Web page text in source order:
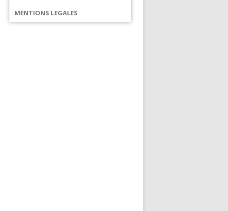
MENTIONS LEGALES